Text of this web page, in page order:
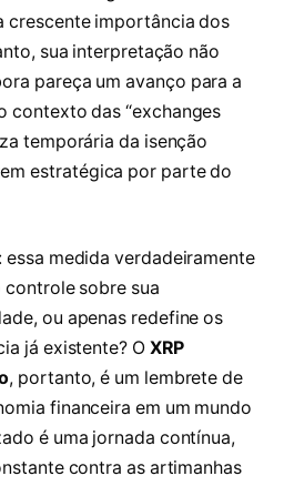
crescente importância dos
sua interpretação não
pareça um avanço para a
contexto das “exchanges
temporária da isenção
estratégica por parte do
essa medida verdadeiramente
sobre sua
ou apenas redefine os
já existente? O XRP
, portanto, é um lembrete de
financeira em um mundo
é uma jornada contínua,
contra as artimanhas